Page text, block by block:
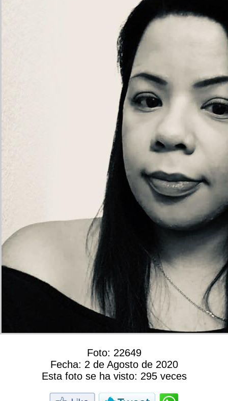
Foto: 22649
Fecha: 2 de Agosto de 2020
Esta foto se ha visto: 295 veces